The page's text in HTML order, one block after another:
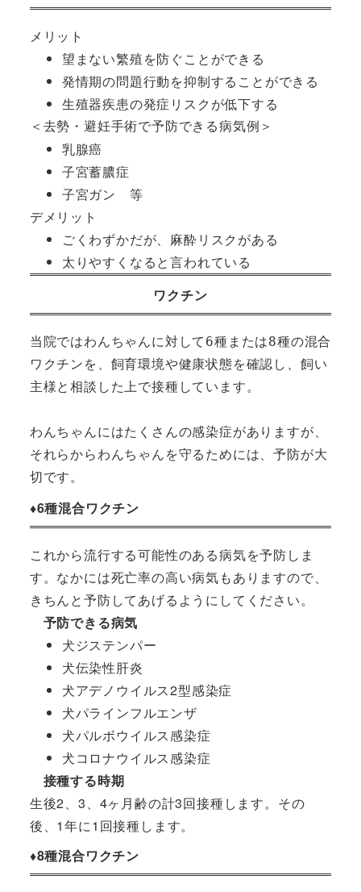
メリット
望まない繁殖を防ぐことができる
発情期の問題行動を抑制することができる
生殖器疾患の発症リスクが低下する
＜去勢・避妊手術で予防できる病気例＞
乳腺癌
子宮蓄膿症
子宮ガン 等
デメリット
ごくわずかだが、麻酔リスクがある
太りやすくなると言われている
ワクチン
当院ではわんちゃんに対して6種または8種の混合
ワクチンを、飼育環境や健康状態を確認し、飼い
主様と相談した上で接種しています。
わんちゃんにはたくさんの感染症がありますが、
それらからわんちゃんを守るためには、予防が大
切です。
♦︎6種混合ワクチン
これから流行する可能性のある病気を予防しま
す。なかには死亡率の高い病気もありますので、
きちんと予防してあげるようにしてください。
予防できる病気
犬ジステンパー
犬伝染性肝炎
犬アデノウイルス2型感染症
犬パラインフルエンザ
犬パルボウイルス感染症
犬コロナウイルス感染症
接種する時期
生後2、3、4ヶ月齢の計3回接種します。その
後、1年に1回接種します。
♦︎8種混合ワクチン